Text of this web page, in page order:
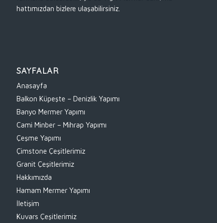
hattımızdan bizlere ulaşabilirsiniz.
SAYFALAR
Anasayfa
Balkon Küpeşte – Denizlik Yapımı
Banyo Mermer Yapımı
Cami Minber – Mihrap Yapımı
Çeşme Yapımı
Çimstone Çeşitlerimiz
Granit Çeşitlerimiz
Hakkımızda
Hamam Mermer Yapımı
İletişim
Kuvars Çeşitlerimiz